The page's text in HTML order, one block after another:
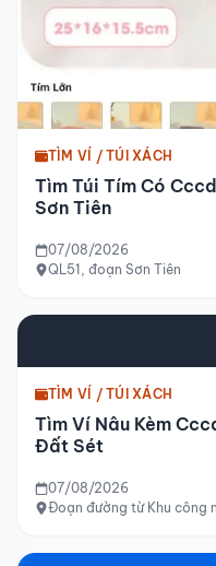
TÌM VÍ / TÚI XÁCH
Tìm Túi Tím Có
Sơn Tiên
07/08/2026
QL51, đoạn Sơn Tiên
TÌM VÍ / TÚI XÁCH
Tìm Ví Nâu Kèm
Đất Sét
07/08/2026
Đoạn đường từ Khu công